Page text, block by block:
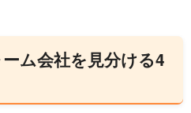
ム会社を見分ける4